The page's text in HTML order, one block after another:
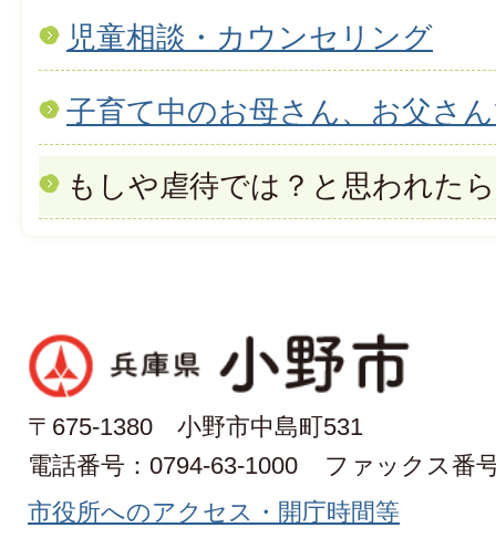
児童相談・カウンセリング
子育て中のお母さん、お父さ
もしや虐待では？と思われた
〒675-1380 小野市中島町531
電話番号：0794-63-1000
ファックス番
市役所へのアクセス・開庁時間等